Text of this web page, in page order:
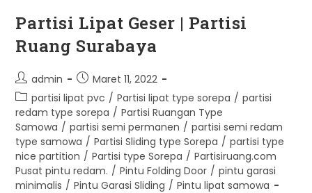
Partisi Lipat Geser | Partisi
Ruang Surabaya
Post
author:
admin
Post
published:
Maret 11, 2022
Post
category:
partisi lipat pvc / Partisi lipat type sorepa / partisi
redam type sorepa / Partisi Ruangan Type
Samowa / partisi semi permanen / partisi semi redam
type samowa / Partisi Sliding type Sorepa / partisi type
nice partition / Partisi type Sorepa / Partisiruang.com
Pusat pintu redam. / Pintu Folding Door / pintu garasi
minimalis / Pintu Garasi Sliding / Pintu lipat samowa